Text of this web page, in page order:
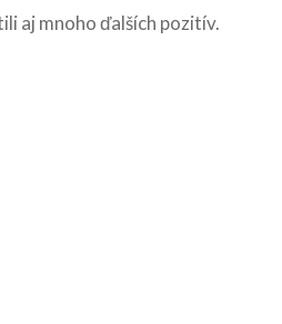
aj mnoho ďalších pozitív.